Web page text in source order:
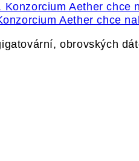
Aether chce
obrovských